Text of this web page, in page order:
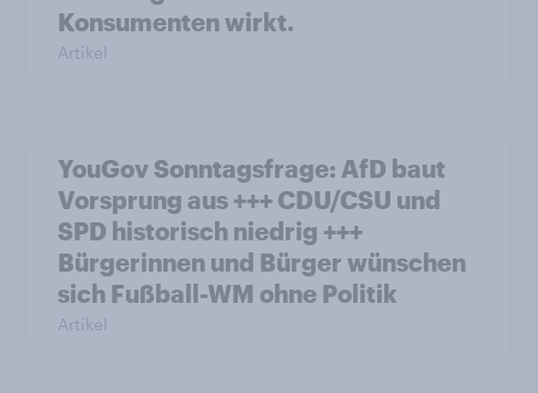
Konsumenten wirkt.
Artikel
YouGov Sonntagsfrage: AfD baut
Vorsprung aus +++ CDU/CSU und
SPD historisch niedrig +++
Bürgerinnen und Bürger wünschen
sich Fußball-WM ohne Politik
Artikel